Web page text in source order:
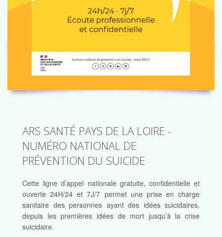
ARS SANTÉ PAYS DE LA LOIRE -
NUMÉRO NATIONAL DE
PRÉVENTION DU SUICIDE
Cette ligne d’appel nationale gratuite, confidentielle et
ouverte 24H/24 et 7J/7 permet une prise en charge
sanitaire des personnes ayant des idées suicidaires,
depuis les premières idées de mort jusqu’à la crise
suicidaire.